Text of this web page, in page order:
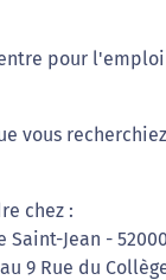
pour
vous
chez :
Saint-Jean -
9 Rue du